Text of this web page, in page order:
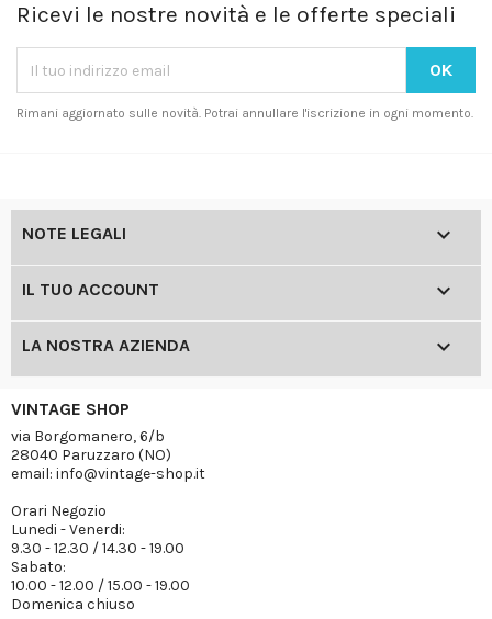
Ricevi le nostre novità e le offerte speciali
Rimani aggiornato sulle novità. Potrai annullare l'iscrizione in ogni momento.
NOTE LEGALI 
IL TUO ACCOUNT 
LA NOSTRA AZIENDA 
VINTAGE SHOP
via Borgomanero, 6/b
28040 Paruzzaro (NO)
email: info@vintage-shop.it
Orari Negozio
Lunedi - Venerdi:
9.30 - 12.30 / 14.30 - 19.00
Sabato:
10.00 - 12.00 / 15.00 - 19.00
Domenica chiuso